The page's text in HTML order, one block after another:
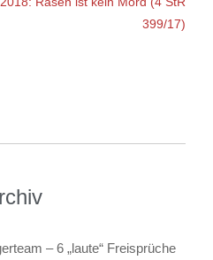
399/17)
– 6 „laute“ Freisprüche